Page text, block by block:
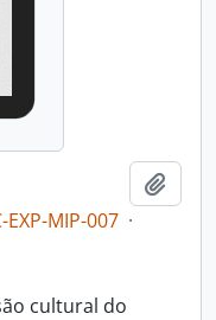
EXP-MIP-007 ·
cultural do